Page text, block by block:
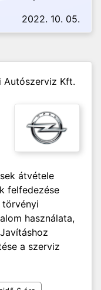
2022. 10. 05.
Autószerviz Kft.
átvétele
felfedezése
törvényi
használata,
a szerviz